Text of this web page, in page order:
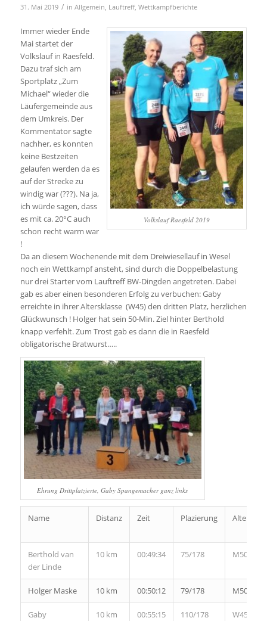
31. Mai 2019 / in Allgemein, Lauftreff, Wettkampfberichte
Volkslauf Raesfeld 2019
Immer wieder Ende
Mai startet der
Volkslauf in Raesfeld.
Dazu traf sich am
Sportplatz „Zum
Michael“ wieder die
Läufergemeinde aus
dem Umkreis. Der
Kommentator sagte
nachher, es konnten
keine Bestzeiten
gelaufen werden da es
auf der Strecke zu
windig war (???). Na ja,
ich würde sagen, dass
es mit ca. 20°C auch
schon recht warm war
!
Da an diesem Wochenende mit dem Dreiwiesellauf in Wesel
noch ein Wettkampf ansteht, sind durch die Doppelbelastung
nur drei Starter vom Lauftreff BW-Dingden angetreten. Dabei
gab es aber einen besonderen Erfolg zu verbuchen: Gaby
erreichte in ihrer Altersklasse (W45) den dritten Platz, herzlichen
Glückwunsch ! Holger hat sein 50-Min. Ziel hinter Berthold
knapp verfehlt. Zum Trost gab es dann die in Raesfeld
obligatorische Bratwurst…..
Ehrung Drittplatzierte, Gaby Spangemacher ganz links
Name Distanz Zeit Plazierung
Berthold van
der Linde
10 km 00:49:34 75/178 M50
Holger Maske 10 km 00:50:12 79/178 M50
Gaby
10 km 00:55:15 110/178 W45